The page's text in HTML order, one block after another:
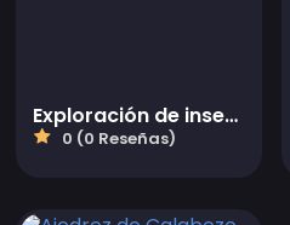
Exploración de insectos
0 (0 Reseñas)